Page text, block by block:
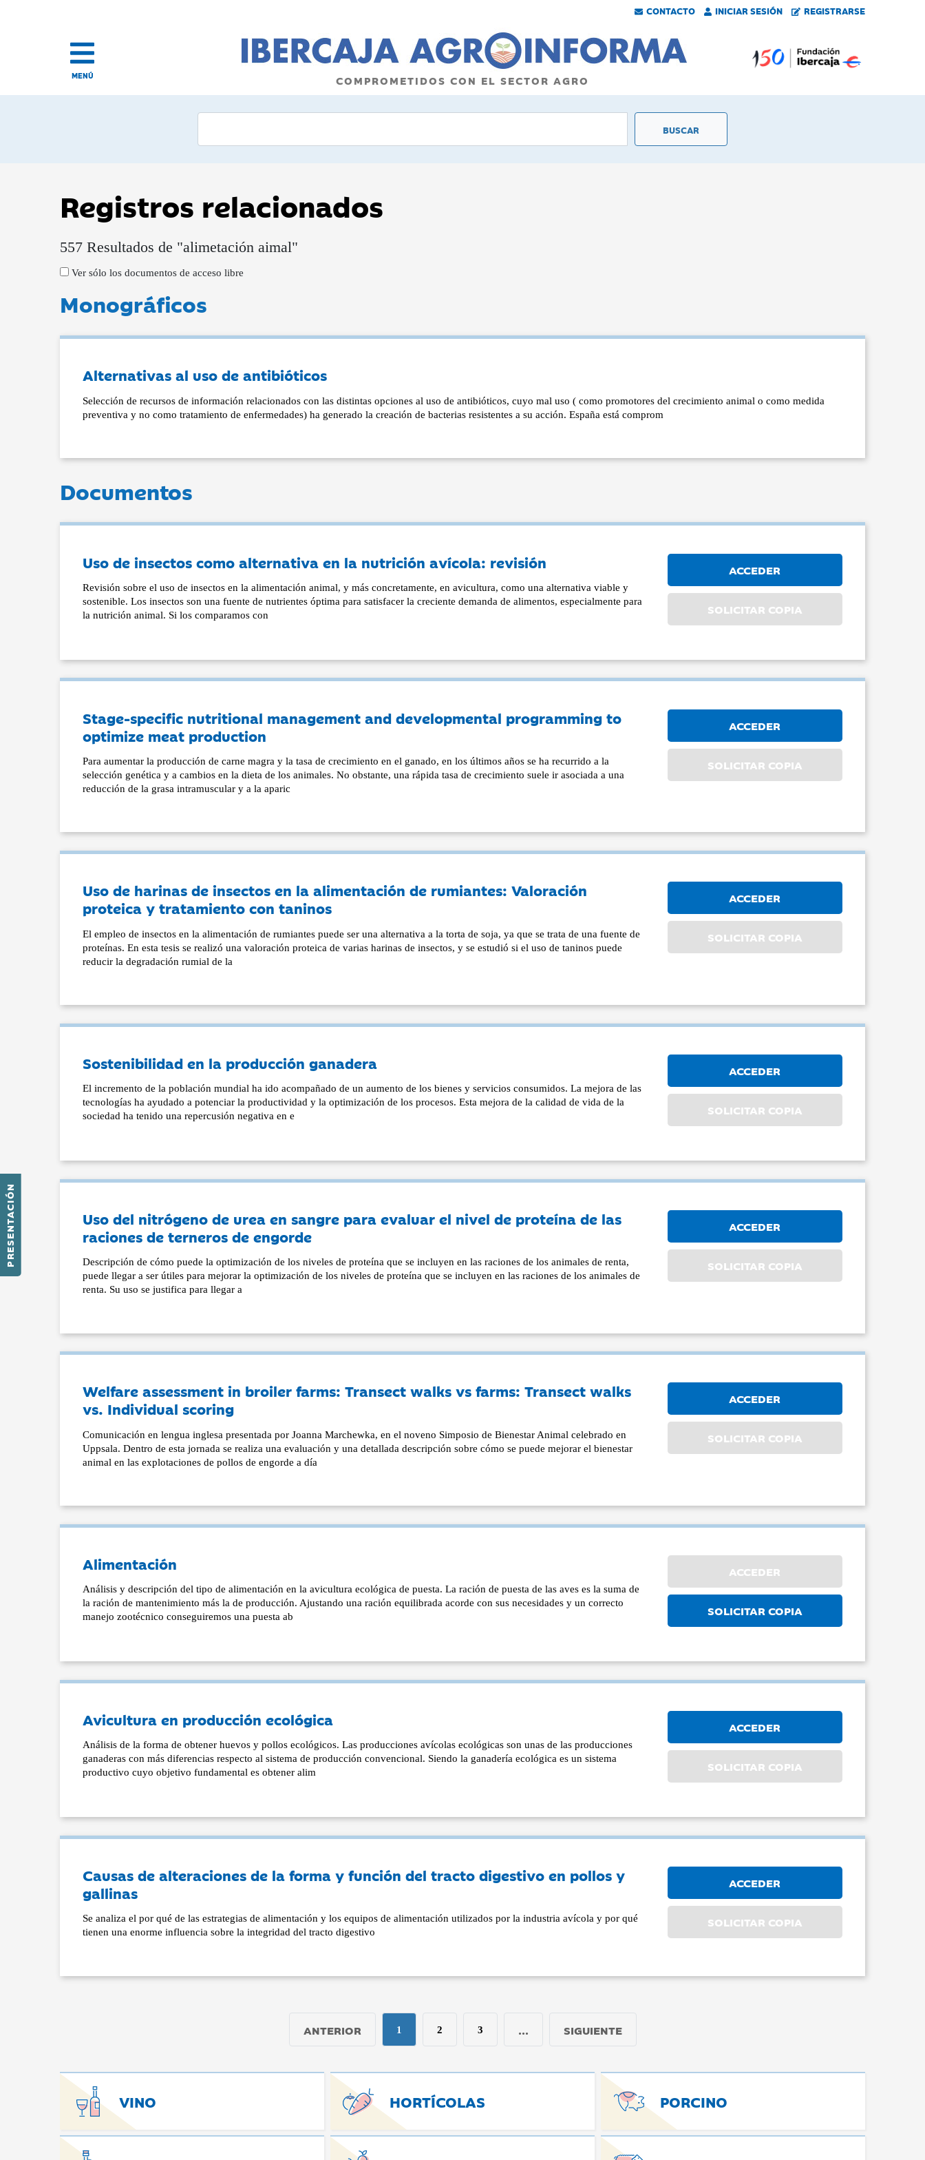
CONTACTO INICIAR SESIÓN REGISTRARSE
PRESENTACIÓN
MENÚ COMPROMETIDOS CON EL SECTOR AGRO
Registros relacionados
557 Resultados de "alimetación aimal"
Ver sólo los documentos de acceso libre
Monográficos
Alternativas al uso de antibióticos
Selección de recursos de información relacionados con las distintas opciones al uso de antibióticos, cuyo mal uso ( como promotores del crecimiento animal o como medida
preventiva y no como tratamiento de enfermedades) ha generado la creación de bacterias resistentes a su acción. España está comprom
Documentos
Uso de insectos como alternativa en la nutrición avícola: revisión
Revisión sobre el uso de insectos en la alimentación animal, y más concretamente, en avicultura, como una alternativa viable y
sostenible. Los insectos son una fuente de nutrientes óptima para satisfacer la creciente demanda de alimentos, especialmente para
la nutrición animal. Si los comparamos con
ACCEDER
SOLICITAR COPIA
Stage-specific nutritional management and developmental programming to
optimize meat production
Para aumentar la producción de carne magra y la tasa de crecimiento en el ganado, en los últimos años se ha recurrido a la
selección genética y a cambios en la dieta de los animales. No obstante, una rápida tasa de crecimiento suele ir asociada a una
reducción de la grasa intramuscular y a la aparic
ACCEDER
SOLICITAR COPIA
Uso de harinas de insectos en la alimentación de rumiantes: Valoración
proteica y tratamiento con taninos
El empleo de insectos en la alimentación de rumiantes puede ser una alternativa a la torta de soja, ya que se trata de una fuente de
proteínas. En esta tesis se realizó una valoración proteica de varias harinas de insectos, y se estudió si el uso de taninos puede
reducir la degradación rumial de la
ACCEDER
SOLICITAR COPIA
Sostenibilidad en la producción ganadera
El incremento de la población mundial ha ido acompañado de un aumento de los bienes y servicios consumidos. La mejora de las
tecnologías ha ayudado a potenciar la productividad y la optimización de los procesos. Esta mejora de la calidad de vida de la
sociedad ha tenido una repercusión negativa en e
ACCEDER
SOLICITAR COPIA
Uso del nitrógeno de urea en sangre para evaluar el nivel de proteína de las
raciones de terneros de engorde
Descripción de cómo puede la optimización de los niveles de proteína que se incluyen en las raciones de los animales de renta,
puede llegar a ser útiles para mejorar la optimización de los niveles de proteína que se incluyen en las raciones de los animales de
renta. Su uso se justifica para llegar a
ACCEDER
SOLICITAR COPIA
Welfare assessment in broiler farms: Transect walks vs farms: Transect walks
vs. Individual scoring
Comunicación en lengua inglesa presentada por Joanna Marchewka, en el noveno Simposio de Bienestar Animal celebrado en
Uppsala. Dentro de esta jornada se realiza una evaluación y una detallada descripción sobre cómo se puede mejorar el bienestar
animal en las explotaciones de pollos de engorde a día
ACCEDER
SOLICITAR COPIA
Alimentación
Análisis y descripción del tipo de alimentación en la avicultura ecológica de puesta. La ración de puesta de las aves es la suma de
la ración de mantenimiento más la de producción. Ajustando una ración equilibrada acorde con sus necesidades y un correcto
manejo zootécnico conseguiremos una puesta ab
ACCEDER
SOLICITAR COPIA
Avicultura en producción ecológica
Análisis de la forma de obtener huevos y pollos ecológicos. Las producciones avícolas ecológicas son unas de las producciones
ganaderas con más diferencias respecto al sistema de producción convencional. Siendo la ganadería ecológica es un sistema
productivo cuyo objetivo fundamental es obtener alim
ACCEDER
SOLICITAR COPIA
Causas de alteraciones de la forma y función del tracto digestivo en pollos y
gallinas
Se analiza el por qué de las estrategias de alimentación y los equipos de alimentación utilizados por la industria avícola y por qué
tienen una enorme influencia sobre la integridad del tracto digestivo
ACCEDER
SOLICITAR COPIA
ANTERIOR 1 2 3 ... SIGUIENTE
VINO HORTÍCOLAS PORCINO